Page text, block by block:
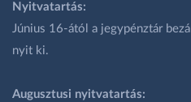
Nyitvatartás:
Június 16-ától a jegypénztár
nyit ki.
Augusztusi nyitvatartás: